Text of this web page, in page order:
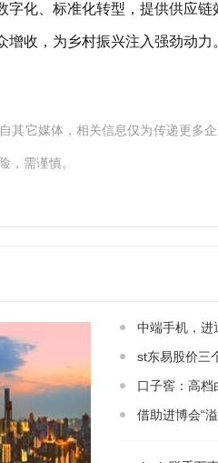
字化、标准化转型，提供供应
收，为乡村振兴注入强劲动力
其它媒体，相关信息仅为传递更多
，需谨慎。
中端手机，进
st东易股价三
口子窖：高档
借助进博会“